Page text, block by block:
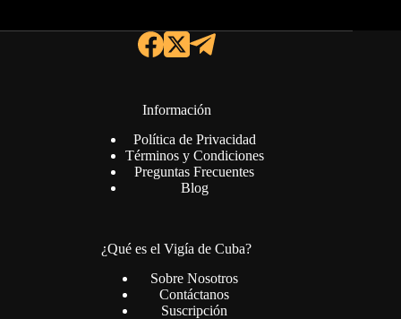
Información
Política de Privacidad
Términos y Condiciones
Preguntas Frecuentes
Blog
¿Qué es el Vigía de Cuba?
Sobre Nosotros
Contáctanos
Suscripción